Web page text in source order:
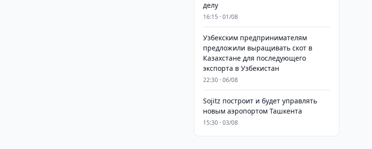
делу
16:15 · 01/08
Узбекским предпринимателям
предложили выращивать скот в
Казахстане для последующего
экспорта в Узбекистан
22:30 · 06/08
Sojitz построит и будет управлять
новым аэропортом Ташкента
15:30 · 03/08